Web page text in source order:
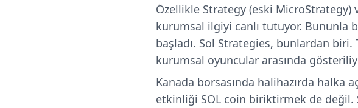
Özellikle Strategy (eski
kurumsal ilgiyi canlı tutuyor. Bununla
başladı. Sol Strategies, bunlardan
kurumsal oyuncular arasında
Kanada borsasında halihazırda
etkinliği SOL coin biriktirmek de değil.